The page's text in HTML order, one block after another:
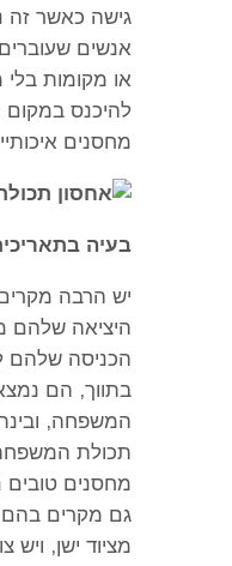
גישה כאשר זה
אנשים
או מקומות בלי
להיכנס
מחסנים
בעיה
יש הרבה
היציאה שלהם
הכניסה שלהם
בתווך, הם
המשפחה,
תכולת
מחסנים טובים
גם מקרים
מציוד ישן, ויש